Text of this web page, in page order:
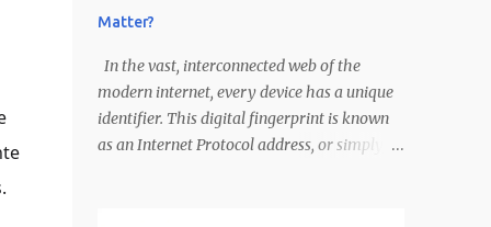
Matter?
In the vast, interconnected web of the
modern internet, every device has a unique
identifier. This digital fingerprint is known
as an Internet Protocol address, or simply,